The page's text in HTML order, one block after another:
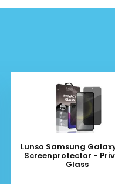
Lunso Samsung
Screenprotector -
Glass